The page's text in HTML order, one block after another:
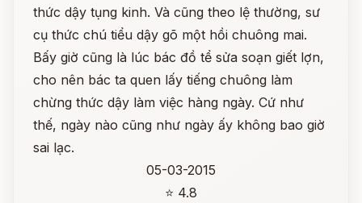
thức dậy tụng kinh. Và cũng theo lệ thường, sư
cụ thức chú tiểu dậy gõ một hồi chuông mai.
Bấy giờ cũng là lúc bác đồ tể sửa soạn giết lợn,
cho nên bác ta quen lấy tiếng chuông làm
chừng thức dậy làm việc hàng ngày. Cứ như
thế, ngày nào cũng như ngày ấy không bao giờ
sai lạc.
05-03-2015
⭐ 4.8